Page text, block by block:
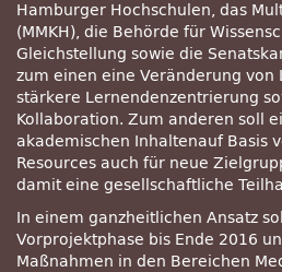
Hamburger Hochschulen, das
(MMKH), die Behörde für
Gleichstellung sowie die
zum einen eine Veränderung
stärkere Lernendenzentrierung
Kollaboration. Zum anderen soll
akademischen Inhaltenauf Basis
Resources auch für neue
damit eine gesellschaftliche
In einem ganzheitlichen Ansatz
Vorprojektphase bis Ende 2016
Maßnahmen in den Bereichen